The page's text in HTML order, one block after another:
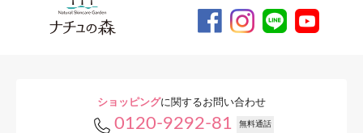
爽やかアロマ
ショッピングに関するお問い合わせ
0120-9292-81 無料通話